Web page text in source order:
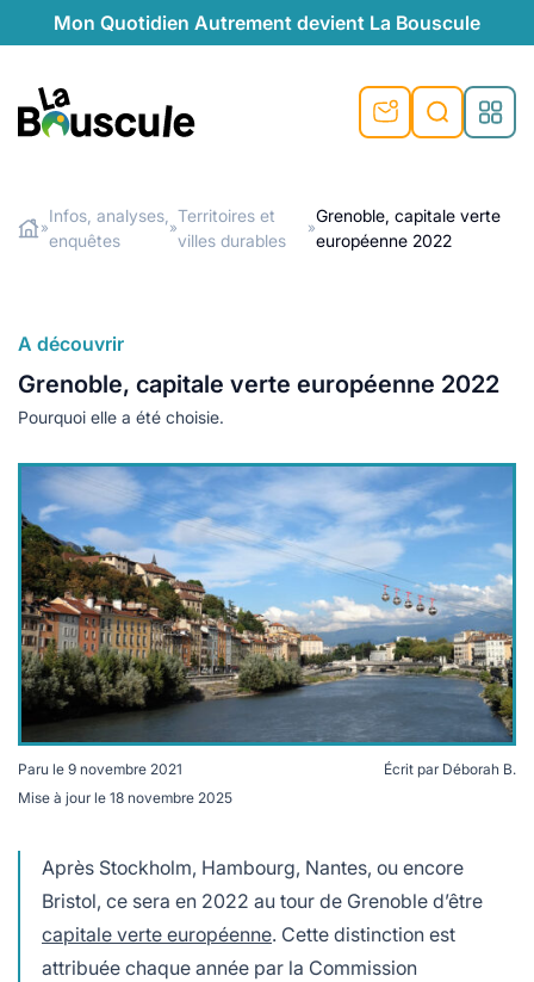
Mon Quotidien Autrement devient La Bouscule
au naturel
végétariennes
locales
plus de recyclage
durables
naturelle
naturel
de recyclage
témoignages
saison
douce
Rechercher
»
Infos, analyses,
enquêtes
»
Territoires et
villes durables
»
Grenoble, capitale verte
européenne 2022
A découvrir
Grenoble, capitale verte européenne 2022
Pourquoi elle a été choisie.
Grenoble a été désignée capitale européenne verte en
Paru le 9 novembre 2021
Mise à jour le 18 novembre 2025
Écrit par Déborah B.
Après Stockholm, Hambourg, Nantes, ou encore
Bristol, ce sera en 2022 au tour de Grenoble d’être
capitale verte européenne. Cette distinction est
attribuée chaque année par la Commission